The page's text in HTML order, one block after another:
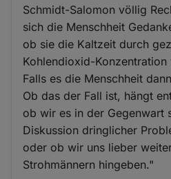
Schmidt-Salomon völlig
sich die Menschheit
ob sie die Kaltzeit durch
Kohlendioxid-Konzentration
Falls es die Menschheit
Ob das der Fall ist, hängt
ob wir es in der Gegenwart
Diskussion dringlicher
oder ob wir uns lieber
Strohmännern hingeben."